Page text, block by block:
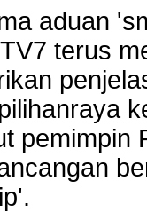
aduan
terus
pemimpin